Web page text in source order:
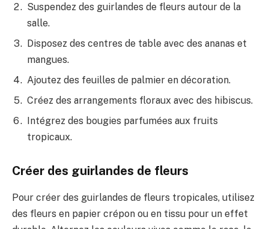
Suspendez des guirlandes de fleurs autour de la
salle.
Disposez des centres de table avec des ananas et
mangues.
Ajoutez des feuilles de palmier en décoration.
Créez des arrangements floraux avec des hibiscus.
Intégrez des bougies parfumées aux fruits
tropicaux.
Créer des guirlandes de fleurs
Pour créer des guirlandes de fleurs tropicales, utilisez
des fleurs en papier crépon ou en tissu pour un effet